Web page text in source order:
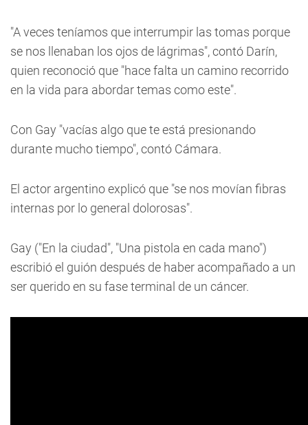
"A veces teníamos que interrumpir las tomas porque
se nos llenaban los ojos de lágrimas", contó Darín,
quien reconoció que "hace falta un camino recorrido
en la vida para abordar temas como este".
Con Gay "vacías algo que te está presionando
durante mucho tiempo", contó Cámara.
El actor argentino explicó que "se nos movían fibras
internas por lo general dolorosas".
Gay ("En la ciudad", "Una pistola en cada mano")
escribió el guión después de haber acompañado a un
ser querido en su fase terminal de un cáncer.